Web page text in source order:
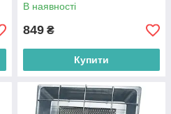
В наявності
849 ₴
Купити